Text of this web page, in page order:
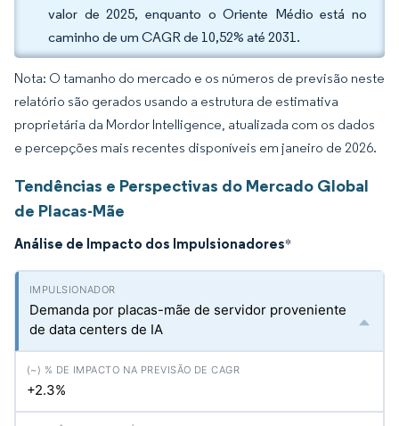
valor de 2025, enquanto o Oriente Médio está no
caminho de um CAGR de 10,52% até 2031.
Nota: O tamanho do mercado e os números de previsão neste
relatório são gerados usando a estrutura de estimativa
proprietária da Mordor Intelligence, atualizada com os dados
e percepções mais recentes disponíveis em janeiro de 2026.
Tendências e Perspectivas do Mercado Global
de Placas-Mãe
Análise de Impacto dos Impulsionadores*
Demanda por placas-mãe de servidor proveniente
de data centers de IA
+2.3%